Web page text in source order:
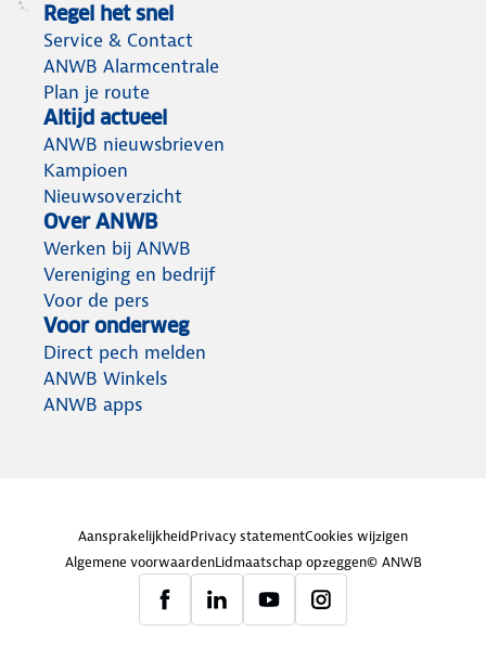
Regel het snel
Service & Contact
ANWB Alarmcentrale
Plan je route
Altijd actueel
ANWB nieuwsbrieven
Kampioen
Nieuwsoverzicht
Over ANWB
Werken bij ANWB
Vereniging en bedrijf
Voor de pers
Voor onderweg
Direct pech melden
ANWB Winkels
ANWB apps
AansprakelijkheidPrivacy statementCookies wijzigen
Algemene voorwaardenLidmaatschap opzeggen© ANWB